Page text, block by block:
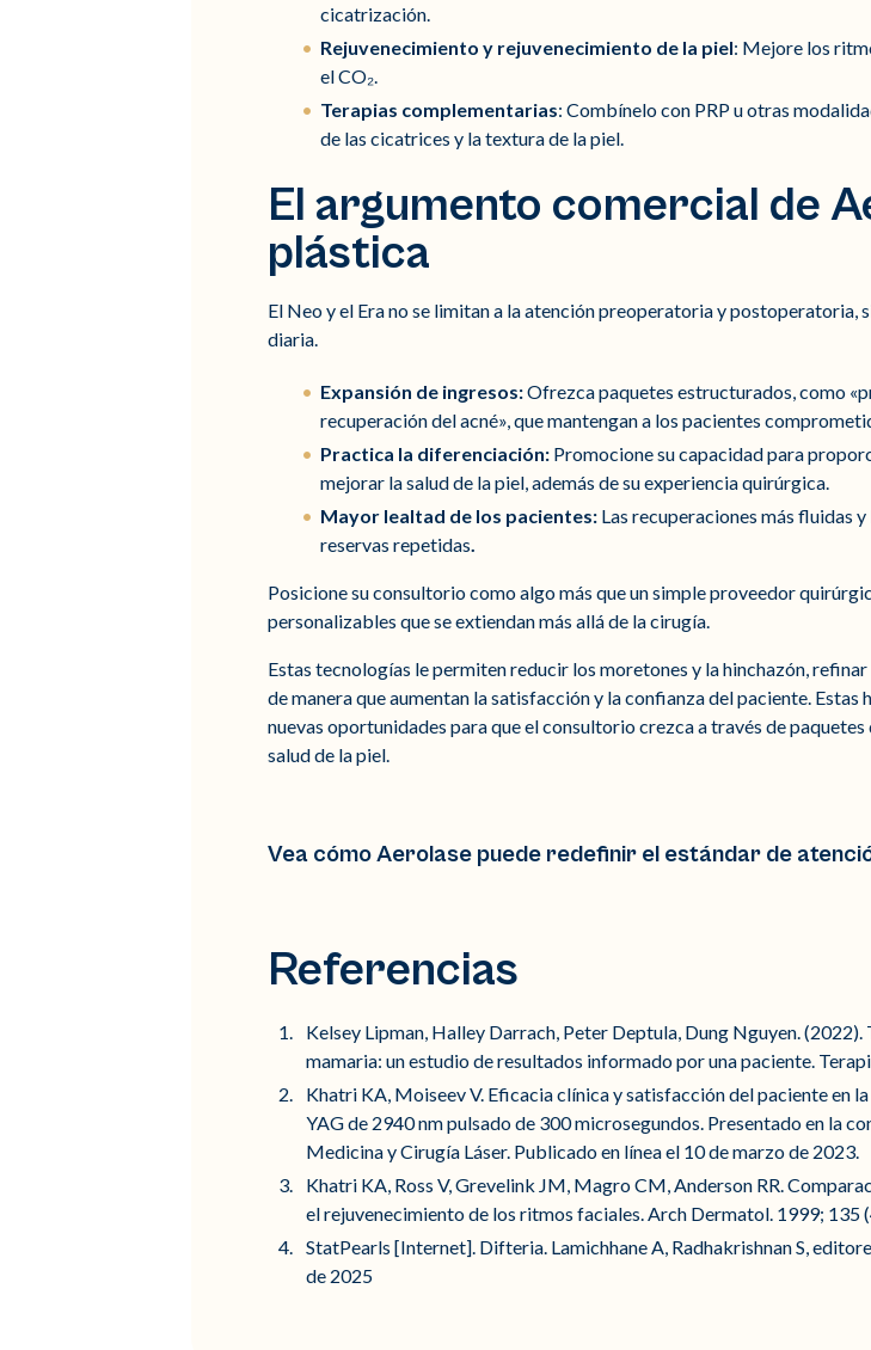
cicatrización.
Rejuvenecimiento y rejuvenecimiento de la piel: Mejore los
el CO₂.
Terapias complementarias: Combínelo con PRP u otras
de las cicatrices y la textura de la piel.
El argumento comercial de
plástica
El Neo y el Era no se limitan a la atención preoperatoria y
diaria.
Expansión de ingresos:Ofrezca paquetes estructurados, como
recuperación del acné», que mantengan a los pacientes
Practica la diferenciación: Promocione su capacidad para
mejorar la salud de la piel, además de su experiencia quirúrgica.
Mayor lealtad de los pacientes: Las recuperaciones más fluidas
reservas repetidas.
Posicione su consultorio como algo más que un simple proveedor
personalizables que se extiendan más allá de la cirugía.
Estas tecnologías le permiten reducir los moretones y la hinchazón,
de manera que aumentan la satisfacción y la confianza del paciente.
nuevas oportunidades para que el consultorio crezca a través de
salud de la piel.
Vea cómo Aerolase puede redefinir el estándar de
Referencias
Kelsey Lipman, Halley Darrach, Peter Deptula, Dung Nguyen.
mamaria: un estudio de resultados informado por una paciente.
Khatri KA, Moiseev V. Eficacia clínica y satisfacción del paciente en
YAG de 2940 nm pulsado de 300 microsegundos. Presentado en la
Medicina y Cirugía Láser. Publicado en línea el 10 de marzo de 2023.
Khatri KA, Ross V, Grevelink JM, Magro CM, Anderson RR.
el rejuvenecimiento de los ritmos faciales. Arch Dermatol. 1999; 135
StatPearls [Internet]. Difteria. Lamichhane A, Radhakrishnan S,
de 2025